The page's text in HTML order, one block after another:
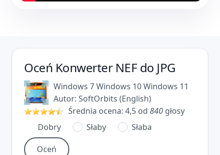
Oceń Konwerter NEF do JPG
Windows 7Windows 10Windows 11
Autor: SoftOrbits (English)
Średnia ocena: 4,5 od 840 głosy
Dobry
Słaby Słaba